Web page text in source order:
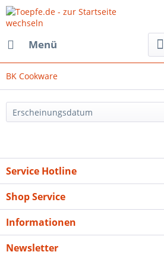
Menü
BK Cookware
Service Hotline
Shop Service
Informationen
Newsletter